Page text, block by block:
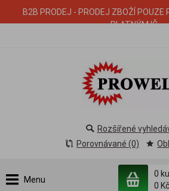
B2B PRODEJ - PRODEJ ZBOŽÍ POUZE
PLATNÝM IČ
Menu
0
0 Kč
Rozšířené
Porovnávané (0)